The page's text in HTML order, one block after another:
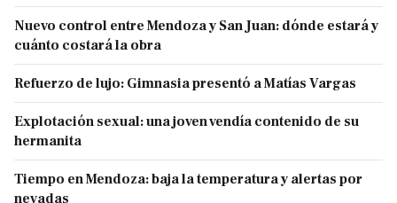
Nuevo control entre Mendoza y San Juan: dónde estará y
cuánto costará la obra
Refuerzo de lujo: Gimnasia presentó a Matías Vargas
Explotación sexual: una joven vendía contenido de su
hermanita
Tiempo en Mendoza: baja la temperatura y alertas por
nevadas